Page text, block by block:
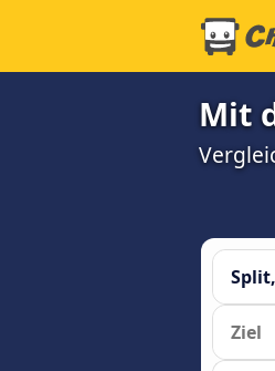
Mit